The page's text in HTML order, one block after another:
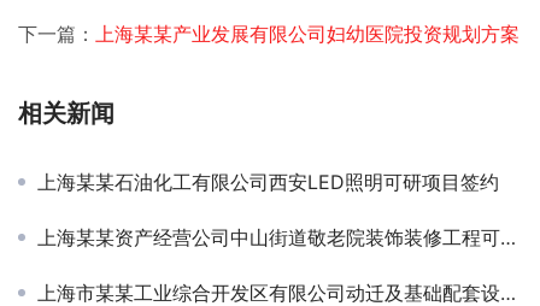
下一篇： 上海某某产业发展有限公司妇幼医院投资规划方案
相关新闻
上海某某石油化工有限公司西安LED照明可研项目签约
上海某某资产经营公司中山街道敬老院装饰装修工程可行性研究报告
上海市某某工业综合开发区有限公司动迁及基础配套设施可行性研究报告